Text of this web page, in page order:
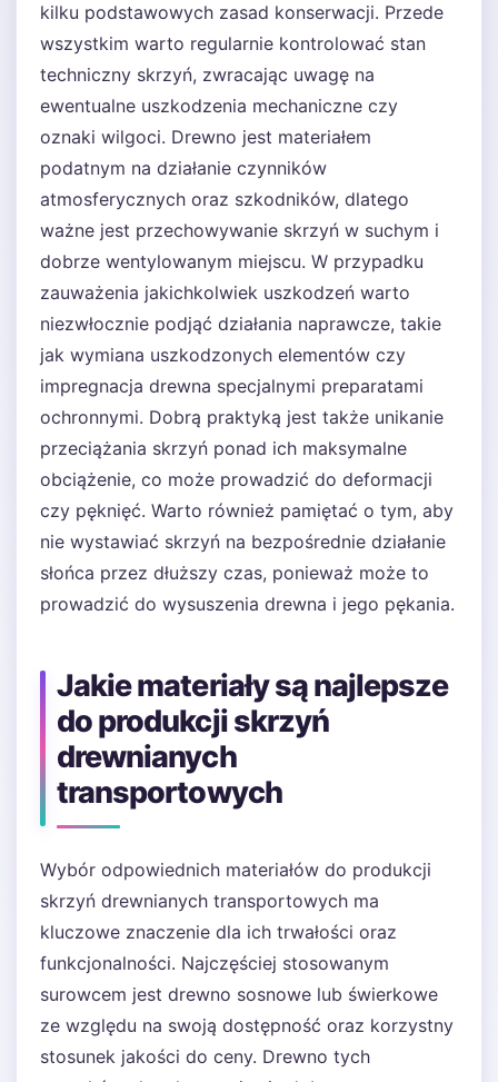
kilku podstawowych zasad konserwacji. Przede
wszystkim warto regularnie kontrolować stan
techniczny skrzyń, zwracając uwagę na
ewentualne uszkodzenia mechaniczne czy
oznaki wilgoci. Drewno jest materiałem
podatnym na działanie czynników
atmosferycznych oraz szkodników, dlatego
ważne jest przechowywanie skrzyń w suchym i
dobrze wentylowanym miejscu. W przypadku
zauważenia jakichkolwiek uszkodzeń warto
niezwłocznie podjąć działania naprawcze, takie
jak wymiana uszkodzonych elementów czy
impregnacja drewna specjalnymi preparatami
ochronnymi. Dobrą praktyką jest także unikanie
przeciążania skrzyń ponad ich maksymalne
obciążenie, co może prowadzić do deformacji
czy pęknięć. Warto również pamiętać o tym, aby
nie wystawiać skrzyń na bezpośrednie działanie
słońca przez dłuższy czas, ponieważ może to
prowadzić do wysuszenia drewna i jego pękania.
Jakie materiały są najlepsze
do produkcji skrzyń
drewnianych
transportowych
Wybór odpowiednich materiałów do produkcji
skrzyń drewnianych transportowych ma
kluczowe znaczenie dla ich trwałości oraz
funkcjonalności. Najczęściej stosowanym
surowcem jest drewno sosnowe lub świerkowe
ze względu na swoją dostępność oraz korzystny
stosunek jakości do ceny. Drewno tych